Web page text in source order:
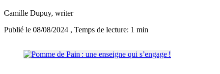
Camille Dupuy, writer
Publié le 08/08/2024 , Temps de lecture: 1 min